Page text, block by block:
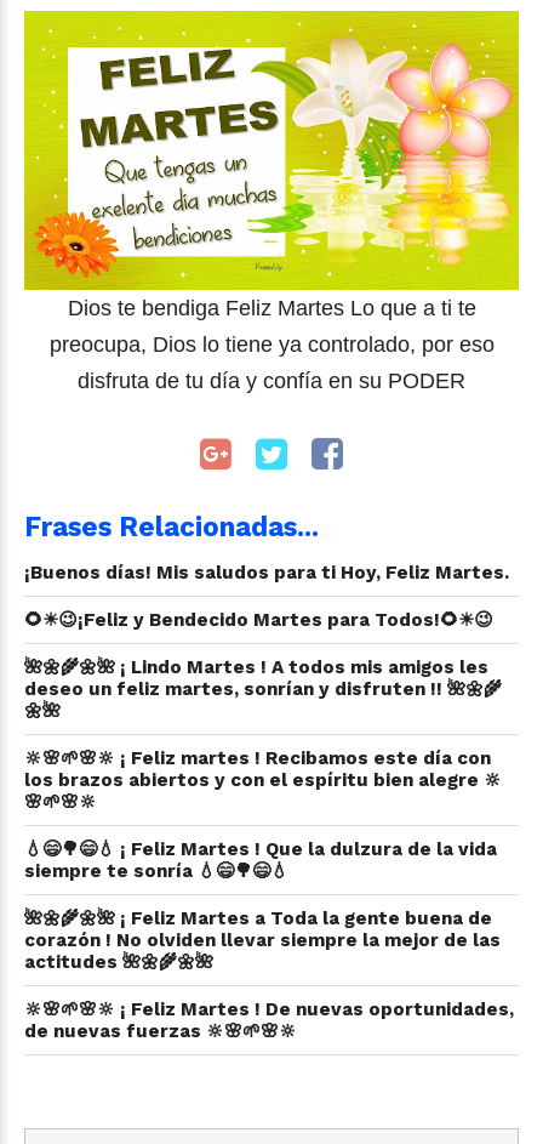
Dios te bendiga Feliz Martes Lo que a ti te
preocupa, Dios lo tiene ya controlado, por eso
disfruta de tu día y confía en su PODER
Frases Relacionadas...
¡Buenos días! Mis saludos para ti Hoy, Feliz Martes.
🌻☀😉¡Feliz y Bendecido Martes para Todos!🌻☀😉
🌺🌼🌾🌼🌺 ¡ Lindo Martes ! A todos mis amigos les
deseo un feliz martes, sonrían y disfruten !! 🌺🌼🌾
🌼🌺
🔆🌸🌱🌸🔆 ¡ Feliz martes ! Recibamos este día con
los brazos abiertos y con el espíritu bien alegre 🔆
🌸🌱🌸🔆
💧😄🌳😄💧 ¡ Feliz Martes ! Que la dulzura de la vida
siempre te sonría 💧😄🌳😄💧
🌺🌼🌾🌼🌺 ¡ Feliz Martes a Toda la gente buena de
corazón ! No olviden llevar siempre la mejor de las
actitudes 🌺🌼🌾🌼🌺
🔆🌸🌱🌸🔆 ¡ Feliz Martes ! De nuevas oportunidades,
de nuevas fuerzas 🔆🌸🌱🌸🔆